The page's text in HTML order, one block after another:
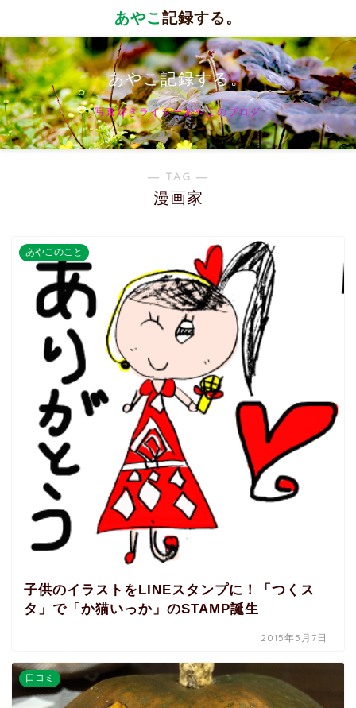
あやこ記録する。
あやこ記録する。
写真好きライターあやこのブログ
― TAG ―
漫画家
あやこのこと
子供のイラストをLINEスタンプに！「つくス
タ」で「か猫いっか」のSTAMP誕生
2015年5月7日
口コミ